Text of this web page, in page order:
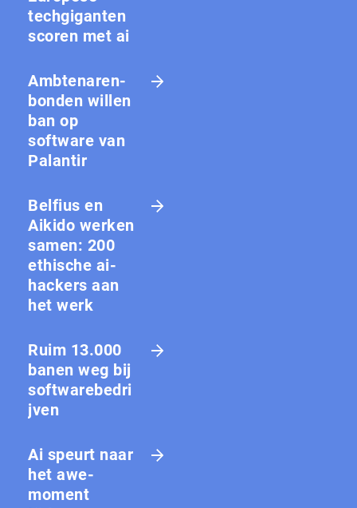
techgiganten
scoren met ai
Amb­te­na­ren­
bon­den willen
ban op
software van
Palantir
Belfius en
Aikido werken
samen: 200
ethische ai-
hackers aan
het werk
Ruim 13.000
banen weg bij
softwarebedri
jven
Ai speurt naar
het awe-
moment